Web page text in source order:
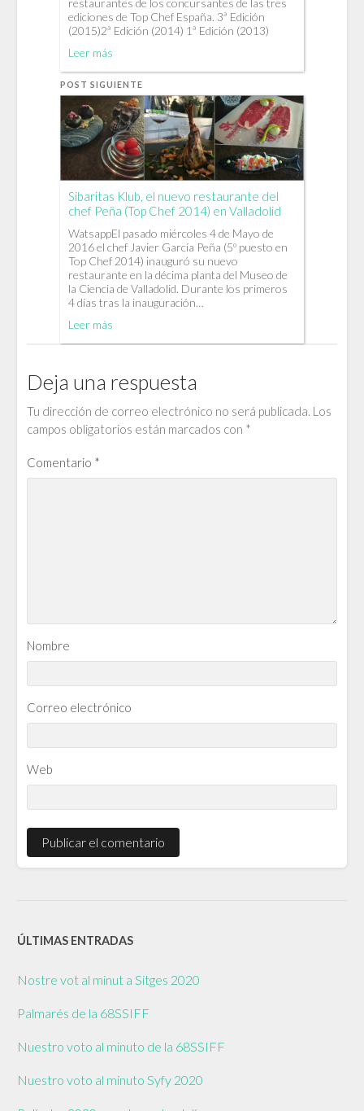
ediciones de Top Chef España. 3ª Edición
(2015)2ª Edición (2014) 1ª Edición (2013)
Leer más
POST SIGUIENTE
Sibaritas Klub, el nuevo restaurante del
chef Peña (Top Chef 2014) en Valladolid
WatsappEl pasado miércoles 4 de Mayo de
2016 el chef Javier García Peña (5º puesto en
Top Chef 2014) inauguró su nuevo
restaurante en la décima planta del Museo de
la Ciencia de Valladolid. Durante los primeros
4 días tras la inauguración…
Leer más
Deja una respuesta
Tu dirección de correo electrónico no será publicada. Los
campos obligatorios están marcados con *
Comentario *
Nombre
Correo electrónico
Web
ÚLTIMAS ENTRADAS
Nostre vot al minut a Sitges 2020
Palmarés de la 68SSIFF
Nuestro voto al minuto de la 68SSIFF
Nuestro voto al minuto Syfy 2020